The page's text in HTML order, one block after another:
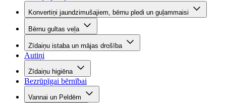
Konvertiņi jaundzimušajiem, bērnu pledi un guļammaisi
Bērnu gultas veļa
Zīdaiņu istaba un mājas drošība
Autiņi
Zīdaiņu higiēna
Bezrūpīgai bērnībai
Vannai un Peldēm